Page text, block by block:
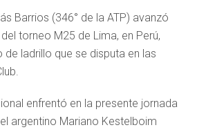
Barrios (346° de la ATP) avanzó
torneo M25 de Lima, en Perú,
ladrillo que se disputa en las
enfrentó en la presente jornada
argentino Mariano Kestelboim